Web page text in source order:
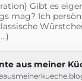
Gibt es
mag? Ich
aus meiner